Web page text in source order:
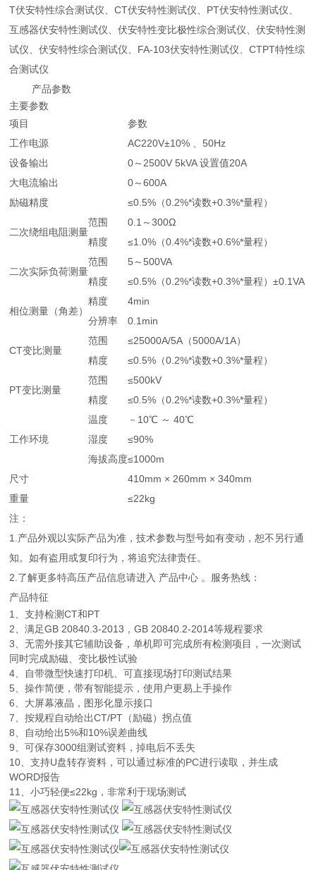
T伏安特性综合测试仪、CT伏安特性测试仪、PT伏安特性测试仪、
互感器伏安特性测试仪、伏安特性变比极性综合测试仪、伏安特性测
试仪、伏安特性综合测试仪、FA-103伏安特性测试仪、CTPT特性综
合测试仪
产品参数
主要参数
项目
参数
工作电源
AC220V±10% 、50Hz
设备输出
0～2500V 5kVA 设置值20A
大电流输出
0～600A
励磁精度
≤0.5%（0.2%*读数+0.3%*量程）
二次绕组电阻测量
范围
0.1～300Ω
精度
≤1.0%（0.4%*读数+0.6%*量程）
二次实际负荷测量
范围
5～500VA
精度
≤0.5%（0.2%*读数+0.3%*量程）±0.1VA
相位测量（角差）
精度
4min
分辨率
0.1min
CT变比测量
范围
≤25000A/5A（5000A/1A）
精度
≤0.5%（0.2%*读数+0.3%*量程）
PT变比测量
范围
≤500kV
精度
≤0.5%（0.2%*读数+0.3%*量程）
工作环境
温度
－10℃ ～ 40℃
湿度
≤90%
海拔高度≤1000m
尺寸
410mm × 260mm × 340mm
重量
≤22kg
注：
1.产品外观以实际产品为准，技术参数与型号如有变动，恕不另行通
知。如有盗用或复印行为，将追究法律责任。
2.了解更多特高压产品信息请进入 产品中心 。服务热线：
产品特征
1、支持检测CT和PT
2、满足GB 20840.3-2013，GB 20840.2-2014等规程要求
3、无需外接其它辅助设备，单机即可完成所有检测项目，一次测试
同时完成励磁、变比极性试验
4、自带微型快速打印机、可直接现场打印测试结果
5、操作简便，带有智能提示，使用户更易上手操作
6、大屏幕液晶，图形化显示接口
7、按规程自动给出CT/PT（励磁）拐点值
8、自动给出5%和10%误差曲线
9、可保存3000组测试资料，掉电后不丢失
10、支持U盘转存资料，可以通过标准的PC进行读取，并生成
WORD报告
11、小巧轻便≤22kg，非常利于现场测试